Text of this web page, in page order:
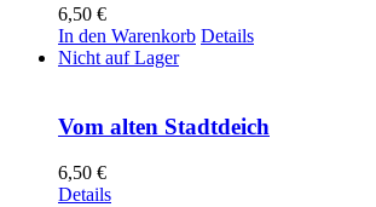
6,50 €
In den Warenkorb Details
Nicht auf Lager
Vom alten Stadtdeich
6,50 €
Details